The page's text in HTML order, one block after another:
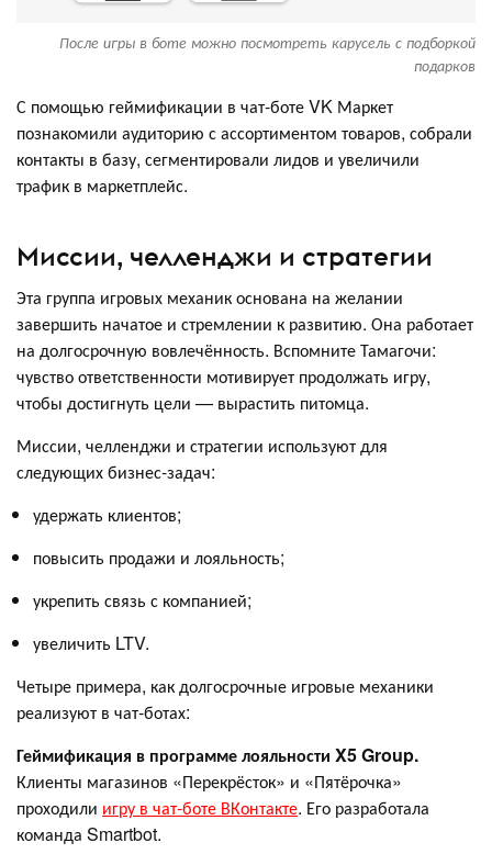
После игры в боте можно посмотреть карусель с подборкой
подарков
С помощью геймификации в чат-боте VK Маркет
познакомили аудиторию с ассортиментом товаров, собрали
контакты в базу, сегментировали лидов и увеличили
трафик в маркетплейс.
Миссии, челленджи и стратегии
Эта группа игровых механик основана на желании
завершить начатое и стремлении к развитию. Она работает
на долгосрочную вовлечённость. Вспомните Тамагочи:
чувство ответственности мотивирует продолжать игру,
чтобы достигнуть цели — вырастить питомца.
Миссии, челленджи и стратегии используют для
следующих бизнес-задач:
удержать клиентов;
повысить продажи и лояльность;
укрепить связь с компанией;
увеличить LTV.
Четыре примера, как долгосрочные игровые механики
реализуют в чат-ботах:
Геймификация в программе лояльности X5 Group.
Клиенты магазинов «Перекрёсток» и «Пятёрочка»
проходили игру в чат-боте ВКонтакте. Его разработала
команда Smartbot.